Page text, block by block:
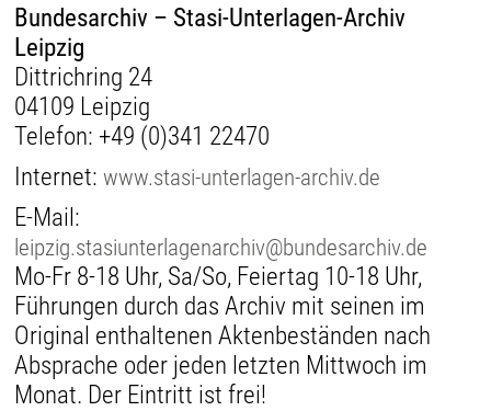
Bundesarchiv – Stasi-Unterlagen-Archiv
Leipzig
Dittrichring 24
04109 Leipzig
Telefon: +49 (0)341 22470
Internet:www.stasi-unterlagen-archiv.de
E-Mail:
leipzig.stasiunterlagenarchiv@bundesarchiv.de
Mo-Fr 8-18 Uhr, Sa/So, Feiertag 10-18 Uhr,
Führungen durch das Archiv mit seinen im
Original enthaltenen Aktenbeständen nach
Absprache oder jeden letzten Mittwoch im
Monat. Der Eintritt ist frei!